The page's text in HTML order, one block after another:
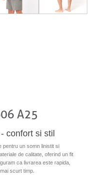
A25
confort si stil
pentru un somn linistit si
de calitate, oferind un fit
ca livrarea este rapida,
scurt timp.